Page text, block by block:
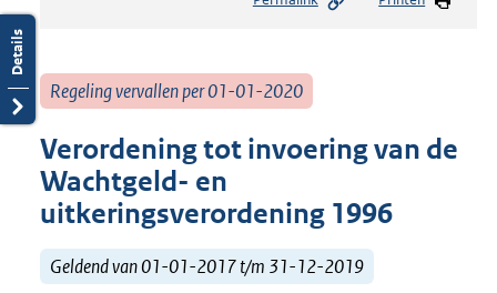
Regeling vervallen per 01-01-2020
Verordening tot invoering van de
Wachtgeld- en
uitkeringsverordening 1996
Geldend van 01-01-2017 t/m 31-12-2019